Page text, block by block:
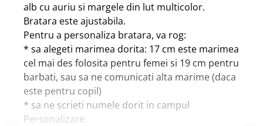
alb cu auriu si margele din lut multicolor.
Bratara este ajustabila.
Pentru a personaliza bratara, va rog:
* sa alegeti marimea dorita: 17 cm este marimea
cel mai des folosita pentru femei si 19 cm pentru
barbati, sau sa ne comunicati alta marime (daca
este pentru copil)
* sa ne scrieti numele dorit in campul
Personalizare.